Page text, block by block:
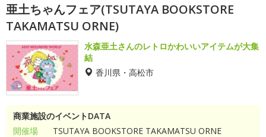
亜土ちゃんフェア(TSUTAYA BOOKSTORE
TAKAMATSU ORNE)
水森亜土さんのレトロかわいいアイテムが大集
結
香川県・高松市
商業施設のイベントDATA
開催場
TSUTAYA BOOKSTORE TAKAMATSU ORNE